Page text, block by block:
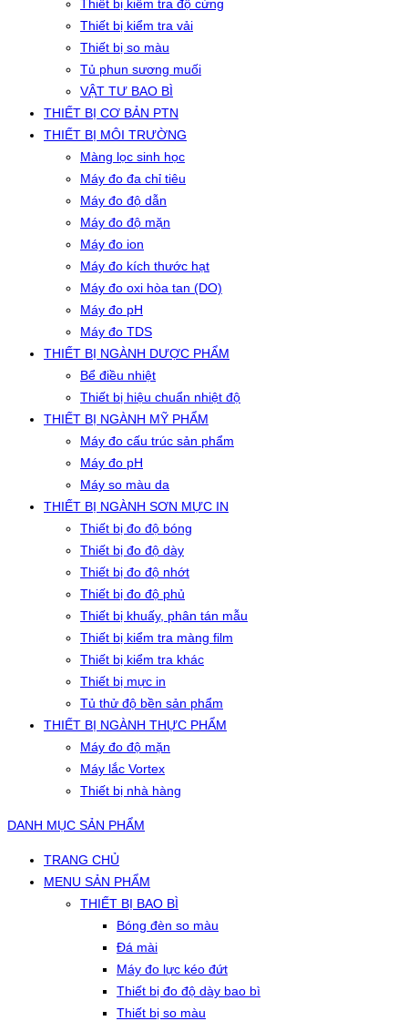
Thiết bị kiểm tra độ cứng
Thiết bị kiểm tra vải
Thiết bị so màu
Tủ phun sương muối
VẬT TƯ BAO BÌ
THIẾT BỊ CƠ BẢN PTN
THIẾT BỊ MÔI TRƯỜNG
Màng lọc sinh học
Máy đo đa chỉ tiêu
Máy đo độ dẫn
Máy đo độ mặn
Máy đo ion
Máy đo kích thước hạt
Máy đo oxi hòa tan (DO)
Máy đo pH
Máy đo TDS
THIẾT BỊ NGÀNH DƯỢC PHẨM
Bể điều nhiệt
Thiết bị hiệu chuẩn nhiệt độ
THIẾT BỊ NGÀNH MỸ PHẨM
Máy đo cấu trúc sản phẩm
Máy đo pH
Máy so màu da
THIẾT BỊ NGÀNH SƠN MỰC IN
Thiết bị đo độ bóng
Thiết bị đo độ dày
Thiết bị đo độ nhớt
Thiết bị đo độ phủ
Thiết bị khuấy, phân tán mẫu
Thiết bị kiểm tra màng film
Thiết bị kiểm tra khác
Thiết bị mực in
Tủ thử độ bền sản phẩm
THIẾT BỊ NGÀNH THỰC PHẨM
Máy đo độ mặn
Máy lắc Vortex
Thiết bị nhà hàng
DANH MỤC SẢN PHẨM
TRANG CHỦ
MENU SẢN PHẨM
THIẾT BỊ BAO BÌ
Bóng đèn so màu
Đá mài
Máy đo lực kéo đứt
Thiết bị đo độ dày bao bì
Thiết bị so màu